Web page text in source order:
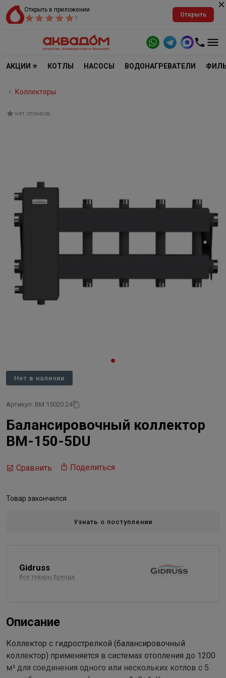
Открыть в приложении
1
Открыть
АКЦИИ ⭐ КОТЛЫ НАСОСЫ ВОДОНАГРЕВАТЕЛИ
Коллекторы
нет отзывов
Нет в наличии
Артикул: BM 15020 24
Балансировочный коллектор
BM-150-5DU
Сравнить Поделиться
Товар закончился
Узнать о поступлении
Gidruss
Все товары бренда
Описание
Коллектор с гидрострелкой (балансировочный
коллектор) применяется в системах отопления до 1200
м² для соединения одного или нескольких котлов с 5